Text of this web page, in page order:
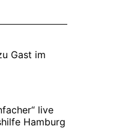
Gast im
live
Hamburg